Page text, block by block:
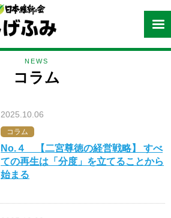
NEWS
コラム
2025.10.06
コラム
No.４ 【二宮尊徳の経営戦略】 すべ
ての再生は「分度」を立てることから
始まる